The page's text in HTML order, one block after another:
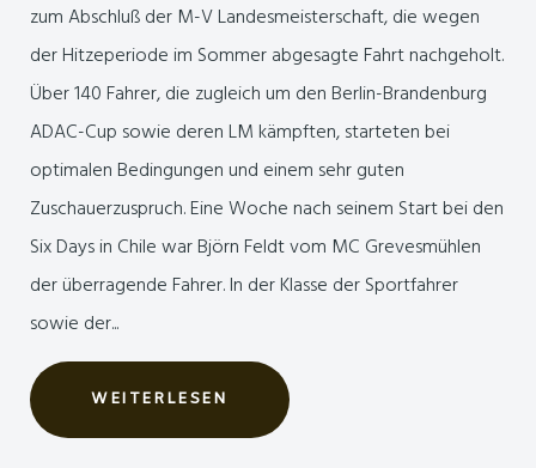
zum Abschluß der M-V Landesmeisterschaft, die wegen
der Hitzeperiode im Sommer abgesagte Fahrt nachgeholt.
Über 140 Fahrer, die zugleich um den Berlin-Brandenburg
ADAC-Cup sowie deren LM kämpften, starteten bei
optimalen Bedingungen und einem sehr guten
Zuschauerzuspruch. Eine Woche nach seinem Start bei den
Six Days in Chile war Björn Feldt vom MC Grevesmühlen
der überragende Fahrer. In der Klasse der Sportfahrer
sowie der...
WEITERLESEN